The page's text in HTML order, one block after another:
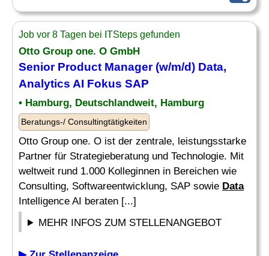
Job vor 8 Tagen bei ITSteps gefunden
Otto Group one. O GmbH
Senior Product Manager(w/m/d) Data,
Analytics AI Fokus SAP
• Hamburg, Deutschlandweit, Hamburg
Beratungs-/ Consultingtätigkeiten
Otto Group one. O ist der zentrale, leistungsstarke
Partner für Strategieberatung und Technologie. Mit
weltweit rund 1.000 Kolleginnen in Bereichen wie
Consulting, Softwareentwicklung, SAP sowie Data
Intelligence AI beraten [...]
MEHR INFOS ZUM STELLENANGEBOT